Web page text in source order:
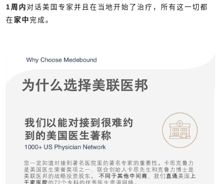
1周内对话美国专家并且在当地开始了治疗，所有这一切都
在家中完成。